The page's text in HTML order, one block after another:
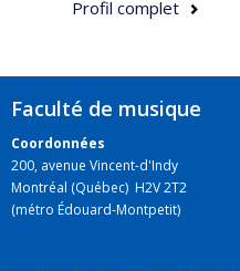
Profil complet
Faculté de musique
Coordonnées
200, avenue Vincent-d'Indy
Montréal (Québec) H2V 2T2
(métro Édouard-Montpetit)